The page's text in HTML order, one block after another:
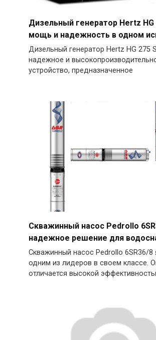
Дизельный генератор Hertz HG
мощь и надежность в одном
Дизельный генератор Hertz HG 275
надежное и
устройство, предназначенное
Скважинный насос Pedrollo
надежное решение для
Скважинный насос Pedrollo 6SR36/8
одним из лидеров в своем классе.
отличается высокой